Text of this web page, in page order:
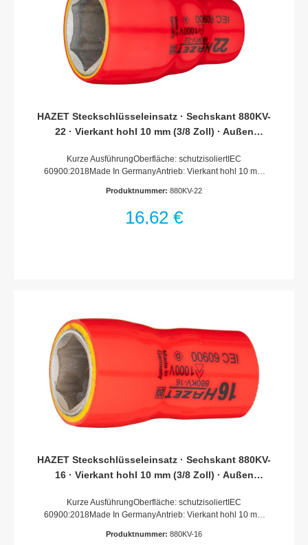
HAZET Steckschlüsseleinsatz · Sechskant 880KV-
22 · Vierkant hohl 10 mm (3/8 Zoll) · Außen
Kurze AusführungOberfläche: schutzisoliertIEC
60900:2018Made In GermanyAntrieb: Vierkant hohl 10 mm
TractionsprofilSchlüsselweite: 22 mmAbmessungen / Länge:
(am Antrieb): 23 mmSchutzisolierung bis 1000VFür
Produktnummer: 880KV-22
16,62 €
HAZET Steckschlüsseleinsatz · Sechskant 880KV-
16 · Vierkant hohl 10 mm (3/8 Zoll) · Außen
Kurze AusführungOberfläche: schutzisoliertIEC
60900:2018Made In GermanyAntrieb: Vierkant hohl 10 mm
TractionsprofilSchlüsselweite: 16 mmAbmessungen / Länge:
Produktnummer: 880KV-16